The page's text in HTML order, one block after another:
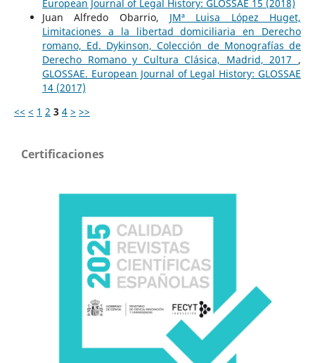
European Journal of Legal History: GLOSSAE 15 (2018)
Juan Alfredo Obarrio, JMª Luisa López Huget,
Limitaciones a la libertad domiciliaria en Derecho
romano, Ed. Dykinson, Colección de Monografías de
Derecho Romano y Cultura Clásica, Madrid, 2017 ,
GLOSSAE. European Journal of Legal History: GLOSSAE
14 (2017)
<< < 1 2 3 4 > >>
Certificaciones